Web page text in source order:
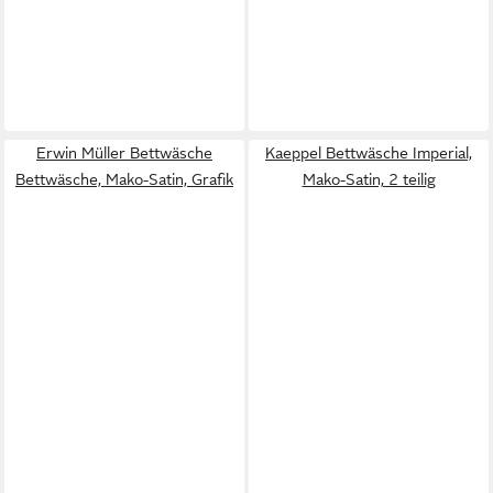
Erwin Müller Bettwäsche
Bettwäsche, Mako-Satin, Grafik
Kaeppel Bettwäsche Imperial,
Mako-Satin, 2 teilig